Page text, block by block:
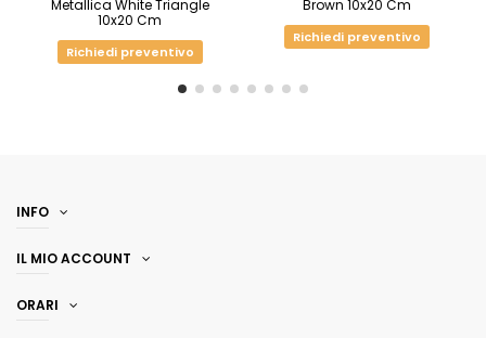
Metallica White Triangle
10x20 Cm
Richiedi preventivo
Brown 10x20 Cm
Richiedi preventivo
INFO
IL MIO ACCOUNT
ORARI